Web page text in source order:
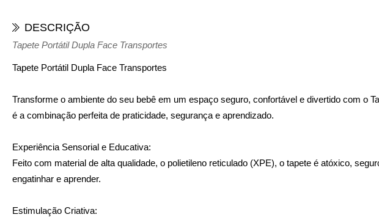
DESCRIÇÃO
Tapete Portátil Dupla Face Transportes
Tapete Portátil Dupla Face Transportes
Transforme o ambiente do seu bebê em um espaço seguro, confortável e divertido com o
é a combinação perfeita de praticidade, segurança e aprendizado.
Experiência Sensorial e Educativa:
Feito com material de alta qualidade, o polietileno reticulado (XPE), o tapete é atóxico,
engatinhar e aprender.
Estimulação Criativa: